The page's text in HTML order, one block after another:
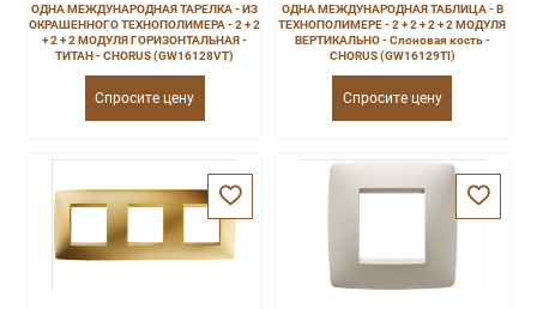
ОДНА МЕЖДУНАРОДНАЯ ТАРЕЛКА - ИЗ
ОКРАШЕННОГО ТЕХНОПОЛИМЕРА - 2 + 2
+ 2 + 2 МОДУЛЯ ГОРИЗОНТАЛЬНАЯ -
ТИТАН - CHORUS (GW16128VT)
Спросите цену
ОДНА МЕЖДУНАРОДНАЯ ТАБЛИЦА - В
ТЕХНОПОЛИМЕРЕ - 2 + 2 + 2 + 2 МОДУЛЯ
ВЕРТИКАЛЬНО - Слоновая кость -
CHORUS (GW16129TI)
Спросите цену